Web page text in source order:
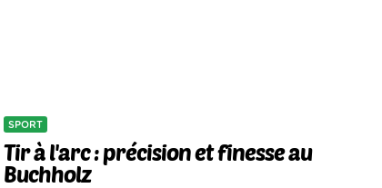
SPORT
Tir à l'arc : précision et finesse au
Buchholz